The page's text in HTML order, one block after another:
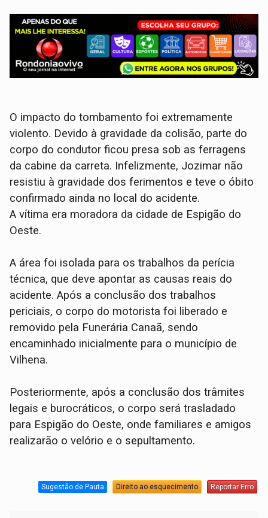
​O impacto do tombamento foi extremamente
violento. Devido à gravidade da colisão, parte do
corpo do condutor ficou presa sob as ferragens
da cabine da carreta. Infelizmente, Jozimar não
resistiu à gravidade dos ferimentos e teve o óbito
confirmado ainda no local do acidente.
​A vítima era moradora da cidade de Espigão do
Oeste.
​A área foi isolada para os trabalhos da perícia
técnica, que deve apontar as causas reais do
acidente. Após a conclusão dos trabalhos
periciais, o corpo do motorista foi liberado e
removido pela Funerária Canaã, sendo
encaminhado inicialmente para o município de
Vilhena.
​Posteriormente, após a conclusão dos trâmites
legais e burocráticos, o corpo será trasladado
para Espigão do Oeste, onde familiares e amigos
realizarão o velório e o sepultamento.
Sugestão de Pauta Direito ao esquecimento Reportar Erro